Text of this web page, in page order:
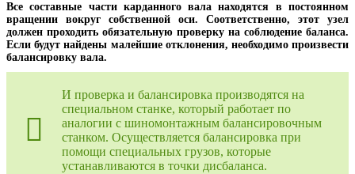
Все составные части карданного вала находятся в постоянном
вращении вокруг собственной оси. Соответственно, этот узел
должен проходить обязательную проверку на соблюдение баланса.
Если будут найдены малейшие отклонения, необходимо произвести
балансировку вала.
И проверка и балансировка производятся на
специальном станке, который работает по
аналогии с шиномонтажным балансировочным
станком. Осуществляется балансировка при
помощи специальных грузов, которые
устанавливаются в точки дисбаланса.